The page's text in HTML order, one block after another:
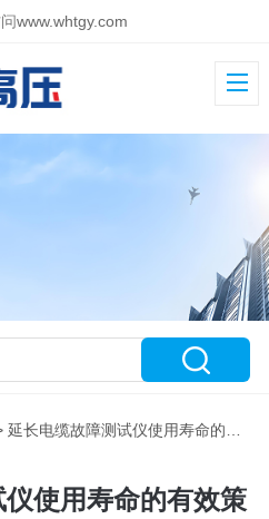
www.whtgy.com
延长电缆故障测试仪使用寿命的有效策略
使用寿命的有效策